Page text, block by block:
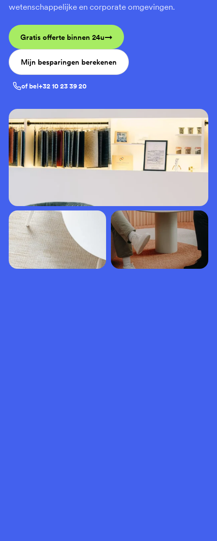
wetenschappelijke en corporate omgevingen.
Gratis offerte binnen 24u
Mijn besparingen berekenen
of bel+32 10 23 39 20